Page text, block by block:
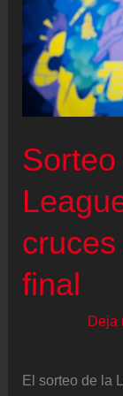
final
Deja
El sorteo de la